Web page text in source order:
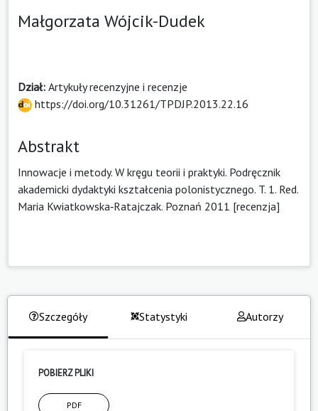
Małgorzata Wójcik-Dudek
Dział: Artykuły recenzyjne i recenzje
https://doi.org/10.31261/TPDJP.2013.22.16
Abstrakt
Innowacje i metody. W kręgu teorii i praktyki. Podręcznik
akademicki dydaktyki kształcenia polonistycznego. T. 1. Red.
Maria Kwiatkowska‑Ratajczak. Poznań 2011 [recenzja]
Szczegóły Statystyki Autorzy
POBIERZ PLIKI
PDF